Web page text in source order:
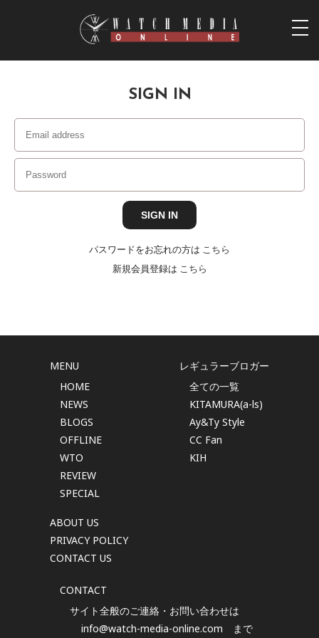
SIGN IN
パスワードをお忘れの方は こちら
新規会員登録は こちら
MENU
HOME
NEWS
BLOGS
OFFLINE
WTO
REVIEW
SPECIAL
ABOUT US
PRIVACY POLICY
CONTACT US
レギュラーブロガー
全ての一覧
KITAMURA(a-ls)
Ay&Ty Style
CC Fan
KIH
CONTACT
サイト全般のご連絡・お問い合わせは
info@watch-media-online.com まで